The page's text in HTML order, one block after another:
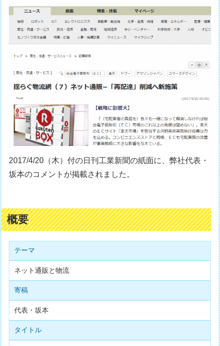
2017/4/20（木）付の日刊工業新聞の紙面に、弊社代表・
坂本のコメントが掲載されました。
概要
テーマ
ネット通販と物流
寄稿
代表・坂本
タイトル